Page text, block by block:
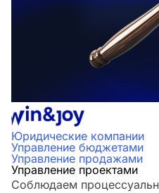
Юридические компании
Управление бюджетами
Управление продажами
Управление проектами
Соблюдаем